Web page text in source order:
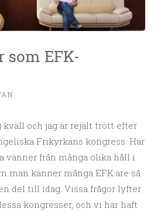
som EFK-
kväll och jag är rejält trött efter
Frikyrkans kongress. Har
vänner från många olika håll i
man känner många EFK:are så
del till idag. Vissa frågor lyfter
kongresser, och vi har haft